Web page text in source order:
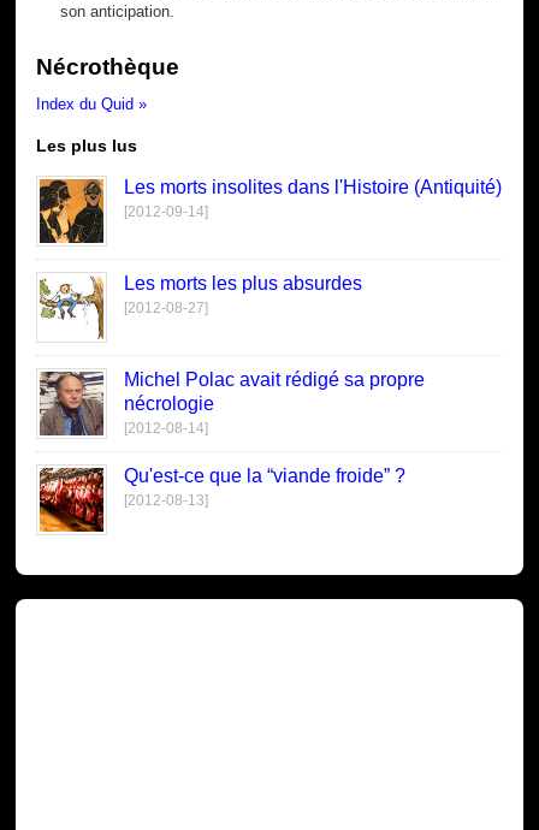
son anticipation.
Nécrothèque
Index du Quid »
Les plus lus
Les morts insolites dans l'Histoire (Antiquité)
[2012-09-14]
Les morts les plus absurdes
[2012-08-27]
Michel Polac avait rédigé sa propre
nécrologie
[2012-08-14]
Qu'est-ce que la “viande froide” ?
[2012-08-13]